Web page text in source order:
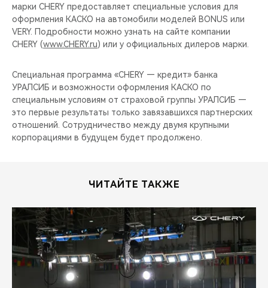
марки CHERY предоставляет специальные условия для
оформления КАСКО на автомобили моделей BONUS или
VERY. Подробности можно узнать на сайте компании
CHERY (www.CHERY.ru) или у официальных дилеров марки.
Специальная программа «CHERY — кредит» банка
УРАЛСИБ и возможности оформления КАСКО по
специальным условиям от страховой группы УРАЛСИБ —
это первые результаты только завязавшихся партнерских
отношений. Сотрудничество между двумя крупными
корпорациями в будущем будет продолжено.
ЧИТАЙТЕ ТАКЖЕ